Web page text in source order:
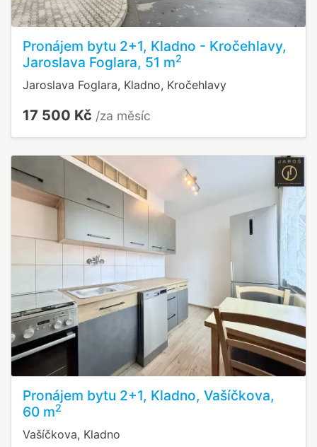
Pronájem bytu 2+1, Kladno - Kročehlavy,
Jaroslava Foglara, 51 m2
Jaroslava Foglara, Kladno, Kročehlavy
17 500 Kč /za měsíc
Pronájem bytu 2+1, Kladno, Vašíčkova,
60 m2
Vašíčkova, Kladno